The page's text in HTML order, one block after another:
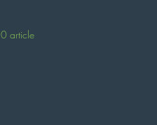
0 article